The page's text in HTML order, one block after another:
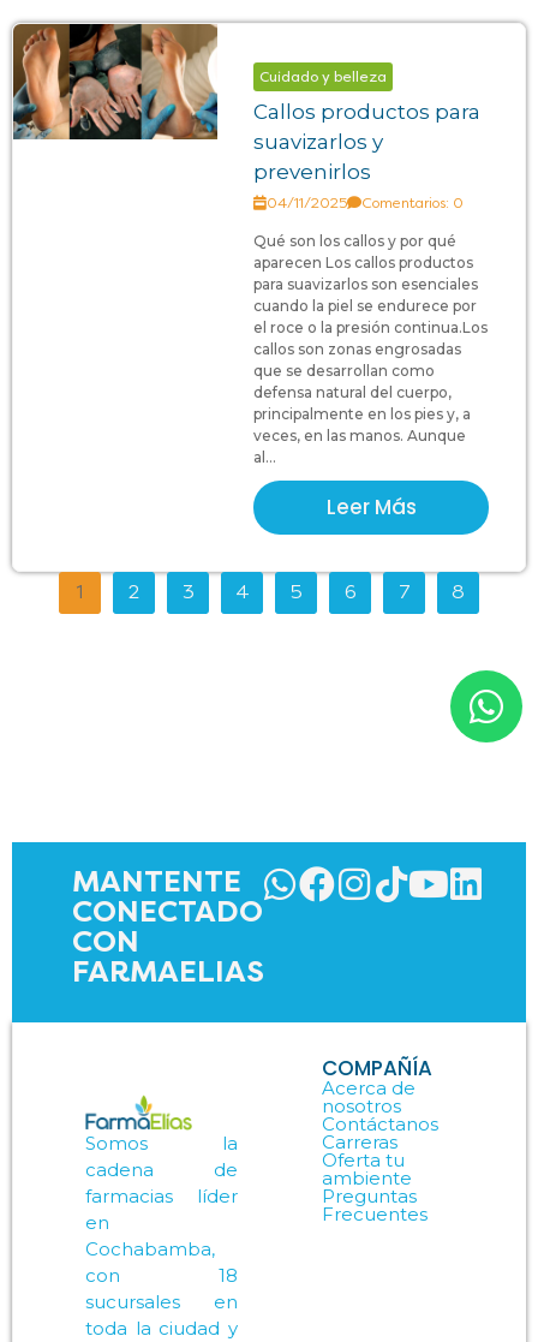
Cuidado y belleza
Callos productos para
suavizarlos y
prevenirlos
04/11/2025 Comentarios: 0
Qué son los callos y por qué
aparecen Los callos productos
para suavizarlos son esenciales
cuando la piel se endurece por
el roce o la presión continua.Los
callos son zonas engrosadas
que se desarrollan como
defensa natural del cuerpo,
principalmente en los pies y, a
veces, en las manos. Aunque
al...
Leer Más
1 2 3 4 5 6 7 8
MANTENTE
CONECTADO
CON
FARMAELIAS
Somos la
cadena de
farmacias líder
en
Cochabamba,
con 18
sucursales en
toda la ciudad y
COMPAÑÍA
Acerca de
nosotros
Contáctanos
Carreras
Oferta tu
ambiente
Preguntas
Frecuentes